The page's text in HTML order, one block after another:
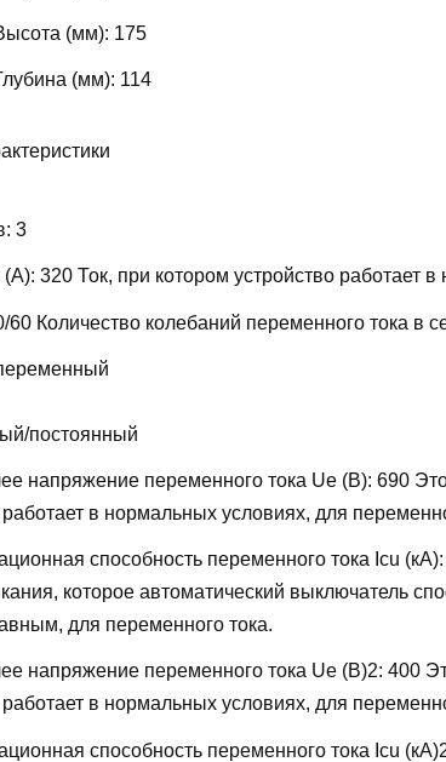
(мм): 175
(мм): 114
3
(А): 320 Ток, при котором устройство работает
60 Количество колебаний переменного тока в
постоянный
напряжение переменного тока Ue (В): 690
в нормальных условиях, для
способность переменного тока Icu (кА):
которое автоматический выключатель
для переменного тока.
напряжение переменного тока Ue (В)2: 400
в нормальных условиях, для
способность переменного тока Icu